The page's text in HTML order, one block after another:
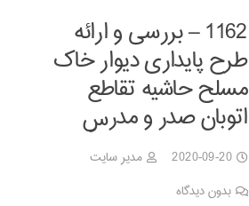
1162 – بررسی و ارائه
طرح پایداری دیوار خاک
مسلح حاشیه تقاطع
اتوبان صدر و مدرس
2020-09-20
مدیر سایت
بدون دیدگاه